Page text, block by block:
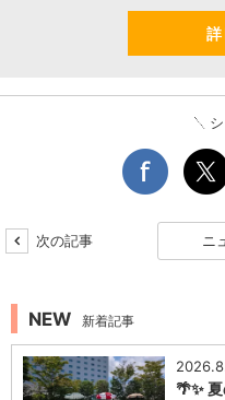
詳
次の記事 ニ
NEW 新着記事
🌴✨